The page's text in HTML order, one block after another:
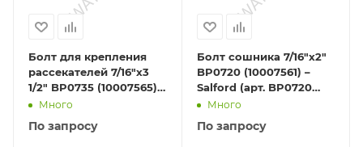
Болт для крепления
рассекателей 7/16"х3
1/2" BP0735 (10007565) –
Salford (арт. BP0735
Много
По запросу
Болт сошника 7/16"х2"
BP0720 (10007561) –
Salford (арт. BP0720
(10007561))
Много
По запросу